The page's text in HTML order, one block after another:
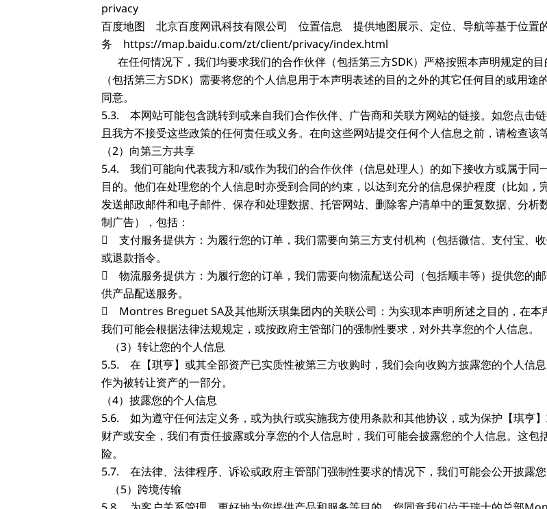
privacy
百度地图 北京百度网讯科技有限公司 位置信息 提供地图展示、定位、导航等基于位置
务 https://map.baidu.com/zt/client/privacy/index.html
在任何情况下，我们均要求我们的合作伙伴（包括第三方SDK）严格按照本声明规定的
（包括第三方SDK）需要将您的个人信息用于本声明表述的目的之外的其它任何目的或用
同意。
5.3. 本网站可能包含跳转到或来自我们合作伙伴、广告商和关联方网站的链接。如您点击
且我方不接受这些政策的任何责任或义务。在向这些网站提交任何个人信息之前，请检查该等
（2）向第三方共享
5.4. 我们可能向代表我方和/或作为我们的合作伙伴（信息处理人）的如下接收方或属于同
目的。他们在处理您的个人信息时亦受到合同的约束，以达到充分的信息保护程度（比如，
发送邮政邮件和电子邮件、保存和处理数据、托管网站、删除客户清单中的重复数据、分
制广告），包括：
 支付服务提供方：为履行您的订单，我们需要向第三方支付机构（包括微信、支付宝、
或退款指令。
 物流服务提供方：为履行您的订单，我们需要向物流配送公司（包括顺丰等）提供您的
供产品配送服务。
 Montres Breguet SA及其他斯沃琪集团内的关联公司：为实现本声明所述之目的，在本
我们可能会根据法律法规规定，或按政府主管部门的强制性要求，对外共享您的个人信息。
（3）转让您的个人信息
5.5. 在【琪亨】或其全部资产已实质性被第三方收购时，我们会向收购方披露您的个人信
作为被转让资产的一部分。
（4）披露您的个人信息
5.6. 如为遵守任何法定义务，或为执行或实施我方使用条款和其他协议，或为保护【琪亨
财产或安全，我们有责任披露或分享您的个人信息时，我们可能会披露您的个人信息。这
险。
5.7. 在法律、法律程序、诉讼或政府主管部门强制性要求的情况下，我们可能会公开披露您
（5）跨境传输